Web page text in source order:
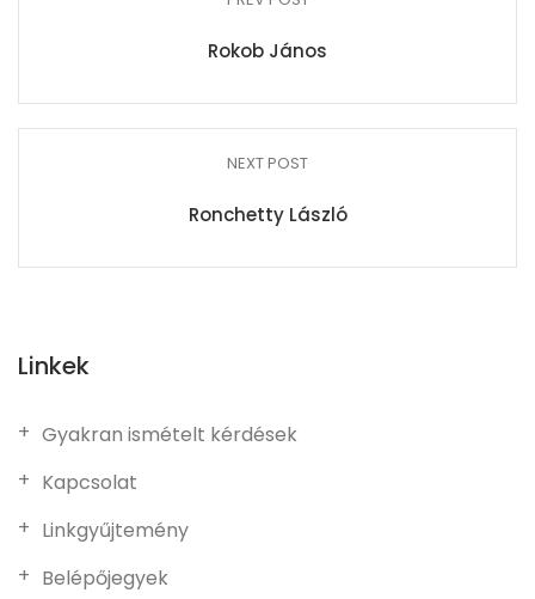
Rokob János
NEXT POST
Ronchetty László
Linkek
Gyakran ismételt kérdések
Kapcsolat
Linkgyűjtemény
Belépőjegyek